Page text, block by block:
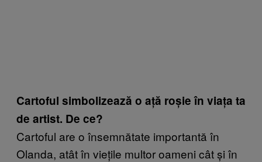
Cartoful simbolizează o ață roșie în viața ta
de artist. De ce?
Cartoful are o însemnătate importantă în
Olanda, atât în viețile multor oameni cât și în